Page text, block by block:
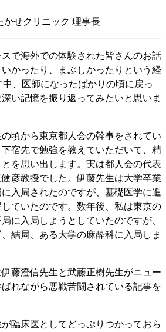
かせクリニック 理事長
で海外での体験された皆さんのお話
かったり、まぶしかったりという経
、医師になったばかりの頃に戻っ
い記憶を振り返ってみたいと思いま
頃から東京都人会の幹事をされてい
宿先で勉強を教えていただいて、精
を思い出します。実は都人会の代表
彦教授でした。伊藤先生は大学卒業
入局されたのですが、基礎医学に進
ていたのです。数年後、私は東京の
に入局しようとしていたのですが、
結局、ある大学の麻酔科に入局しま
藤澄信先生と武藤正樹先生がニュー
れながら悪戦苦闘されている記事を
臨床医としてどっぷりつかっておら